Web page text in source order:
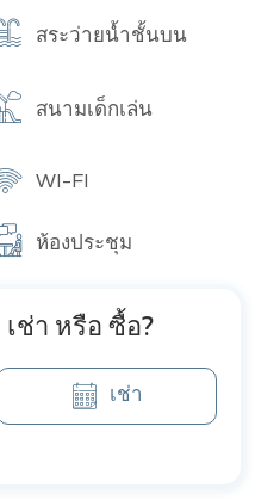
สระว่ายน้ำชั้นบน
สนามเด็กเล่น
WI-FI
ห้องประชุม
ช่า หรือ ซื้อ?
เช่า